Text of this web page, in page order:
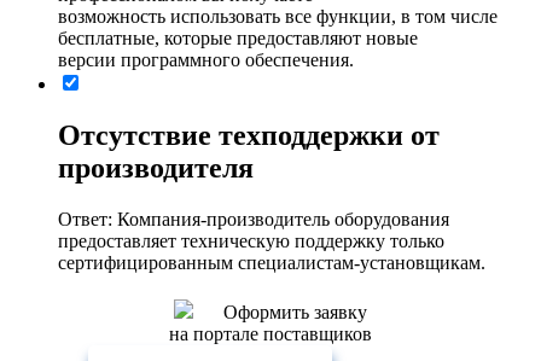
возможность использовать все функции, в том числе
бесплатные, которые предоставляют новые
версии программного обеспечения.
Отсутствие техподдержки от
производителя
Ответ: Компания-производитель оборудования
предоставляет техническую поддержку только
сертифицированным специалистам-установщикам.
Оформить заявку
на портале поставщиков